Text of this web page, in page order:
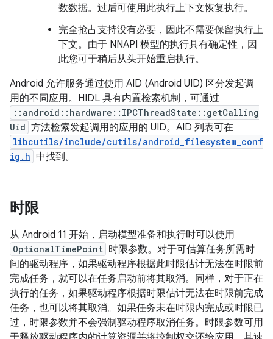
数数据。过后可使用此执行上下文恢复执行。
完全抢占支持没有必要，因此不需要保留执行上
下文。由于 NNAPI 模型的执行具有确定性，因
此您可于稍后从头开始重启执行。
Android 允许服务通过使用 AID (Android UID) 区分发起调
用的不同应用。HIDL 具有内置检索机制，可通过
::android::hardware::IPCThreadState::getCalling
Uid 方法检索发起调用的应用的 UID。AID 列表可在
libcutils/include/cutils/android_filesystem_conf
ig.h 中找到。
时限
从 Android 11 开始，启动模型准备和执行时可以使用
OptionalTimePoint 时限参数。对于可估算任务所需时
间的驱动程序，如果驱动程序根据此时限估计无法在时限前
完成任务，就可以在任务启动前将其取消。同样，对于正在
执行的任务，如果驱动程序根据时限估计无法在时限前完成
任务，也可以将其取消。如果任务未在时限内完成或时限已
过，时限参数并不会强制驱动程序取消任务。时限参数可用